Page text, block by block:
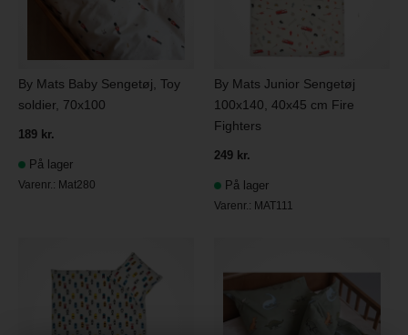
By Mats Baby Sengetøj, Toy
soldier, 70x100
189 kr.
På lager
Varenr.: Mat280
By Mats Junior Sengetøj
100x140, 40x45 cm Fire
Fighters
249 kr.
På lager
Varenr.: MAT111